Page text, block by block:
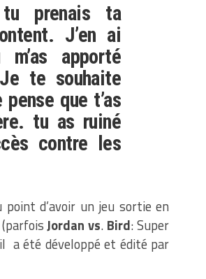
tu prenais ta
J’en ai
m’as apporté
Je te souhaite
que t’as
tu as ruiné
contre les
d’avoir un jeu sortie en
(parfoisJordan vs. Bird: Super
a été développé et édité par